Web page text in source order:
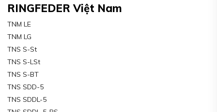
RINGFEDER Việt Nam
TNM LE
TNM LG
TNS S-St
TNS S-LSt
TNS S-BT
TNS SDD-5
TNS SDDL-5